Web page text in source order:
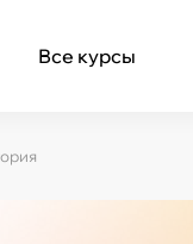
Все курсы